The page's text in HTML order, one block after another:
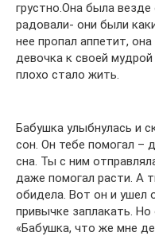
грустно.Она была
радовали- они были
нее пропал аппетит,
девочка к своей
плохо стало жить.
Бабушка улыбнулась и
сон. Он тебе помогал –
сна. Ты с ним
даже помогал расти. А
обидела. Вот он и ушел
привычке заплакать. Но
«Бабушка, что же мне